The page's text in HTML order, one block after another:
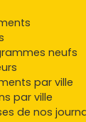
neufs
par ville
par ville
de nos